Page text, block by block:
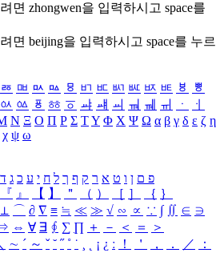
면 zhongwen을 입력하시고 space를
면 beijing을 입력하시고 space를 누르
ㅭ ㅮ ㅯ ㅰ ㅱ ㅲ ㅳ ㅴ ㅵ ㅶ ㅷ ㅸ
ㅹ
ㆂ ㆃ ㆄ ㆅ ㆆ ㆇ ㆈ ㆉ ㆊ ㆋ ㆌ ㆍ
ㆎ
Ν Ξ Ο Π Ρ Σ ΤΥ Φ Χ Ψ Ω α β γ δ ε ζ η
χ ψ ω
פ ם ן ו ט א ר ק ף ך ל ח י ע כ ג ד
『 』 【 】 ＂ （ ） ［ ］ ｛ ｝
⊥ ⌒ ∂ ∇ ≡ ≒ ≪ ≫ √ ∽ ∝ ∵ ∫ ∬ ∈ ∋
⇔ ∀ ∃ ∮ ∑ ∏ ＋ － ＜ ＝
＞
∼ ´ ～ ˇ ˘ ˝ ˚ ˙ ¸ ¡ ¿ ː ！ ＇ ， ． ／
：